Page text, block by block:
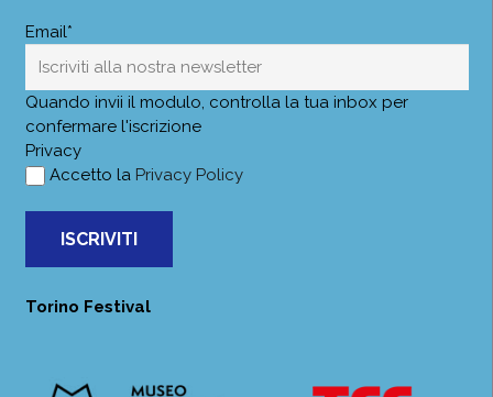
Email*
Quando invii il modulo, controlla la tua inbox per
confermare l'iscrizione
Privacy
Accetto la Privacy Policy
ISCRIVITI
Torino Festival